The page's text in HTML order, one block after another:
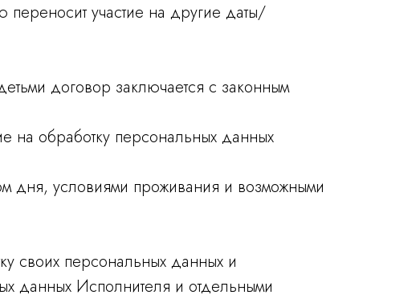
переносит участие на другие даты/
договор заключается с законным
на обработку персональных данных
дня, условиями проживания и возможными
своих персональных данных и
данных Исполнителя и отдельными